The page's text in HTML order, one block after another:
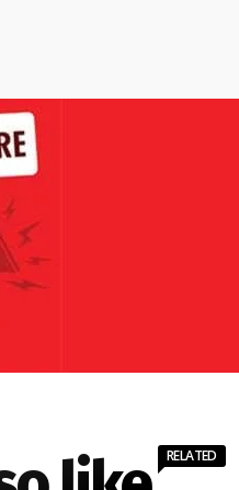
RELATED